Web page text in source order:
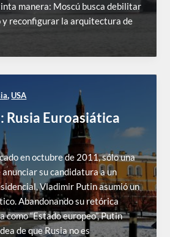
manera: Moscú busca debilitar
reconfigurar la arquitectura de
,USA
Rusia Euroasiática
en octubre de 2011, sólo una
anunciar su candidatura a un
Vladimir Putin asumió un
Abandonando su retórica
como “Estado europeo”, Putin
de que Rusia no es